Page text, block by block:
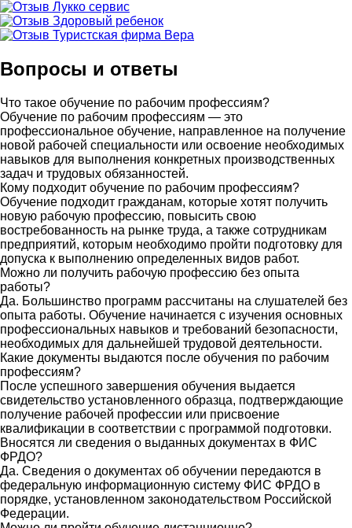
Вопросы и ответы
Что такое обучение по рабочим профессиям?
Обучение по рабочим профессиям — это
профессиональное обучение, направленное на получение
новой рабочей специальности или освоение необходимых
навыков для выполнения конкретных производственных
задач и трудовых обязанностей.
Кому подходит обучение по рабочим профессиям?
Обучение подходит гражданам, которые хотят получить
новую рабочую профессию, повысить свою
востребованность на рынке труда, а также сотрудникам
предприятий, которым необходимо пройти подготовку для
допуска к выполнению определенных видов работ.
Можно ли получить рабочую профессию без опыта
работы?
Да. Большинство программ рассчитаны на слушателей без
опыта работы. Обучение начинается с изучения основных
профессиональных навыков и требований безопасности,
необходимых для дальнейшей трудовой деятельности.
Какие документы выдаются после обучения по рабочим
профессиям?
После успешного завершения обучения выдается
свидетельство установленного образца, подтверждающие
получение рабочей профессии или присвоение
квалификации в соответствии с программой подготовки.
Вносятся ли сведения о выданных документах в ФИС
ФРДО?
Да. Сведения о документах об обучении передаются в
федеральную информационную систему ФИС ФРДО в
порядке, установленном законодательством Российской
Федерации.